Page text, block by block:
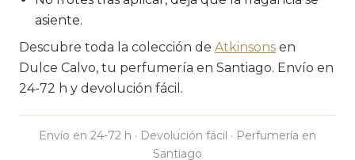
asiente.
Descubre toda la colección de Atkinsons en
Dulce Calvo, tu perfumería en Santiago. Envío en
24-72 h y devolución fácil.
Envío en 24-72 h · Devolución fácil · Perfumería en
Santiago